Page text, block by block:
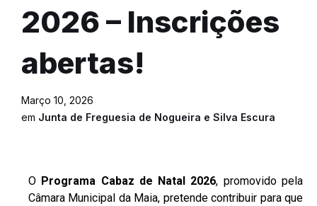
2026 – Inscrições
abertas!
Março 10, 2026
em Junta de Freguesia de Nogueira e Silva Escura
O Programa Cabaz de Natal 2026, promovido pela
Câmara Municipal da Maia, pretende contribuir para que